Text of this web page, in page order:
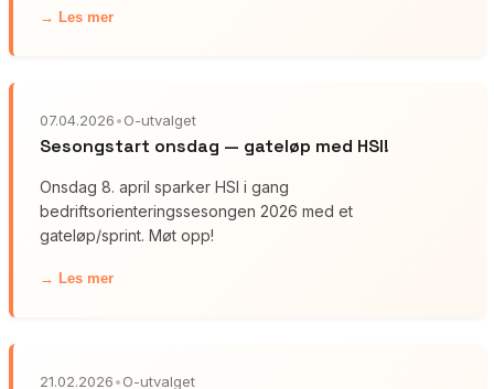
→ Les mer
07.04.2026•O-utvalget
Sesongstart onsdag — gateløp med HSI!
Onsdag 8. april sparker HSI i gang
bedriftsorienteringssesongen 2026 med et
gateløp/sprint. Møt opp!
→ Les mer
21.02.2026•O-utvalget